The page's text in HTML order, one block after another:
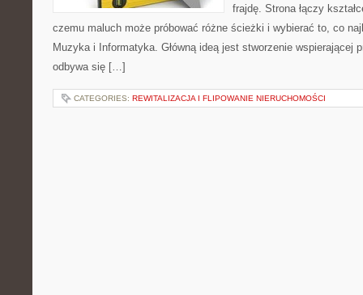
frajdę. Strona łączy
czemu maluch może próbować różne ścieżki i wybierać to, co
Muzyka i Informatyka. Główną ideą jest stworzenie wspierającej
odbywa się […]
CATEGORIES: REWITALIZACJA I FLIPOWANIE NIERUCHOMOŚCI